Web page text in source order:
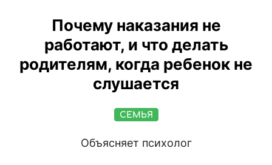
Почему наказания не
работают, и что делать
родителям, когда ребенок не
слушается
СЕМЬЯ
Объясняет психолог